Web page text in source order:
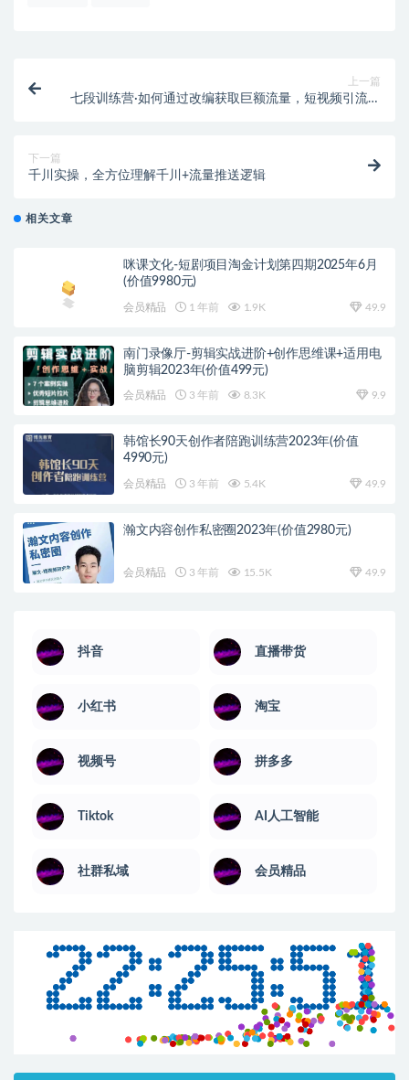
上一篇
七段训练营·如何通过改编获取巨额流量，短视频引流变
下一篇
千川实操，全方位理解千川+流量推送逻辑
相关文章
咪课文化-短剧项目淘金计划第四期2025年6月
(价值9980元)
会员精品 1 年前 1.9K 49.9
南门录像厅-剪辑实战进阶+创作思维课+适用电
脑剪辑2023年(价值499元)
会员精品 3 年前 8.3K 9.9
韩馆长90天创作者陪跑训练营2023年(价值
4990元)
会员精品 3 年前 5.4K 49.9
瀚文内容创作私密圈2023年(价值2980元)
会员精品 3 年前 15.5K 49.9
抖音 直播带货
小红书 淘宝
视频号 拼多多
Tiktok AI人工智能
社群私域 会员精品